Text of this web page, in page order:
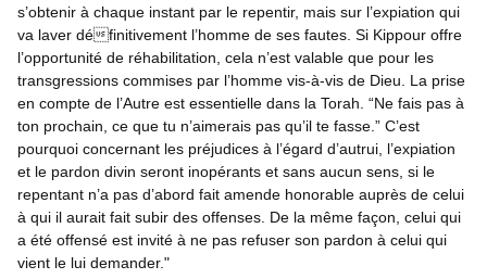
s’obtenir à chaque instant par le repentir, mais sur l’expiation qui
va laver définitivement l’homme de ses fautes. Si Kippour offre
l’opportunité de réhabilitation, cela n’est valable que pour les
transgressions commises par l’homme vis-à-vis de Dieu. La prise
en compte de l’Autre est essentielle dans la Torah. “Ne fais pas à
ton prochain, ce que tu n’aimerais pas qu’il te fasse.” C’est
pourquoi concernant les préjudices à l’égard d’autrui, l’expiation
et le pardon divin seront inopérants et sans aucun sens, si le
repentant n’a pas d’abord fait amende honorable auprès de celui
à qui il aurait fait subir des offenses. De la même façon, celui qui
a été offensé est invité à ne pas refuser son pardon à celui qui
vient le lui demander."